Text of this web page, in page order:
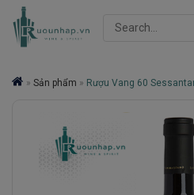
Skip
Search
» Sản phẩm » Rượu Vang 60